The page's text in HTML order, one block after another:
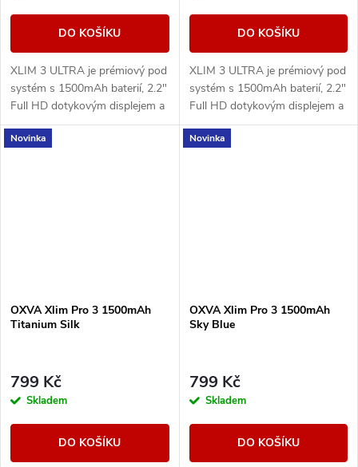
DO KOŠÍKU
XLIM 3 ULTRA je prémiový pod
systém s 1500mAh baterií, 2.2"
Full HD dotykovým displejem a
technologií Super Pulse pro
stabilní výkon a výraznou chuť.
DO KOŠÍKU
XLIM 3 ULTRA je prémiový pod
systém s 1500mAh baterií, 2.2"
Full HD dotykovým displejem a
technologií Super Pulse pro
stabilní výkon a výraznou chuť.
Novinka
OXVA Xlim Pro 3 1500mAh
Titanium Silk
799 Kč
Skladem
DO KOŠÍKU
Novinka
OXVA Xlim Pro 3 1500mAh
Sky Blue
799 Kč
Skladem
DO KOŠÍKU